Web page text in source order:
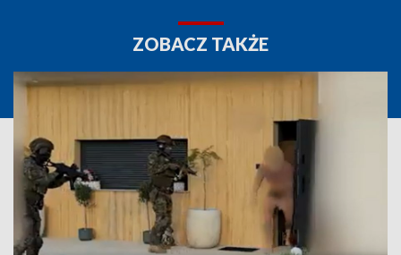
ZOBACZ TAKŻE